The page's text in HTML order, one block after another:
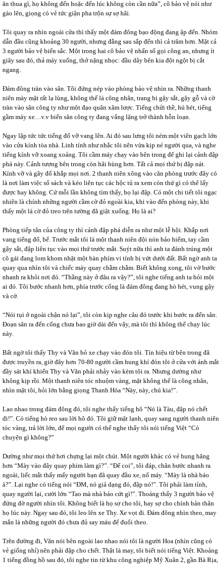
ăn thua gì, họ không đến hoặc đến lúc không còn cần nữa”, cô bảo vệ nói như
gào lên, giọng có vẻ tức giận pha trộn sự sợ hãi.
Tôi quay ra nhìn ngoài cửa thì thấy một đám đông bạo động đang ập đến. Nhóm
dẫn đầu cũng khoảng 30 người, nhưng đằng sau sắp đến thì cả trăm hơn. Mặt cả
3 người bảo vệ biến sắc. Một trong hai cô bảo vệ nhấn số gọi công an, nhưng ít
giây sau đó, thả máy xuống, thở nặng nhọc: đầu dây bên kia đột ngột bị cắt
ngang.
Đám đông tràn vào sân. Tôi đứng nép vào phòng bảo vệ nhìn ra. Những thanh
niên mày mặt rất lạ lùng, không thể là công nhân, trang bị gậy sắt, gậy gỗ và cờ
tràn vào sân công ty như một đạo quân xâm lược. Tiếng chửi thề, hú hét, tiếng
gầm máy xe…v.v biến sân công ty đang vắng lặng trở thành hỗn loạn.
Ngay lập tức tức tiếng đổ vỡ vang lên. Ai đó sau lưng tôi ném một viên gạch lớn
vào cửa kính tòa nhà. Linh tính như nhắc tôi nên vừa kịp né người qua, và nghe
tiếng kính vỡ xoang xoảng. Tôi cầm máy chạy vào bên trong để ghi lại cảnh đập
phá này. Cảnh tượng bên trong còn hãi hùng hơn. Tất cả mọi thứ bị đập nát.
Kính vỡ và gãy đổ khắp mọi nơi. 2 thanh niên xông vào căn phòng trước đây có
là nơi làm việc sổ sách và kéo liên tục các hộc tủ ra xem còn thứ gì có thể lấy
được hay không. Cứ mỗi lần không tìm thấy, họ lại đập. Có một chi tiết tôi ngạc
nhiên là chính những người cầm cờ đỏ ngoài kia, khi vào đến phòng này, khi
thấy một lá cờ đỏ treo trên tường đã giật xuống. Họ là ai?
Phòng tiếp tân của công ty thì cảnh đập phá diễn ra như một lễ hội. Khắp nơi
vang tiếng đổ, bể. Trước mắt tôi là một thanh niên đội nón bảo hiểm, tay cầm
gậy sắt, đập liên tục vào mọi thứ trước mắt. Suýt nữa thì anh ta đánh trúng một
cô gái đang lom khom nhặt một bàn phím vi tính bị vứt dưới đất. Bất ngờ anh ta
quay qua nhìn tôi và chiếc máy quay chằm chằm. Biết không xong, tôi vờ bước
nhanh ra khỏi nơi đó. “Thằng này ở đâu ra vậy?”, tôi nghe tiếng anh ta hỏi một
ai đó. Tôi bước nhanh hơn, phía trước cổng là đám đông đang hò hét, vung gậy
và cờ.
“Nói tụi ở ngoài chận nó lại”, tôi còn kịp nghe câu đó trước khi bước ra đến sân.
Đoạn sân ra đến cổng chưa bao giờ dài đến vậy, mà tôi thì không thể chạy lúc
này.
Bất ngờ tôi thấy Thy và Văn bỏ xe chạy vào đón tôi. Tín hiệu từ bên trong đã
được truyền ra, giờ đây hơn 70-80 người cầm hung khí đón tôi ở cửa với ánh mắt
đầy sát khí khiến Thy và Văn phải nhảy vào kèm tôi ra. Nhưng dường như
không kịp rồi. Một thanh niên tóc nhuộm vàng, mặt không thể là công nhân,
nhìn mặt tôi, hỏi lớn bằng giọng Thanh Hóa “Này, này, chú kia!”.
Lao nhao trong đám đông đó, tôi nghe thấy tiếng hô “Nó là Tàu, đập nó chết
đi!”. Có tiếng hò reo sau lời hô đó. Tôi giữ mặt lạnh, quay sang người thanh niên
tóc vàng, trả lời lớn, để mọi người có thể nghe thấy tôi nói tiếng Việt “Có
chuyện gì không?”
Dường như mọi thứ hơi chựng lại một chút. Một người khác có vẻ hung hăng
hơn “Mày vào đây quay phim làm gì?”. “Để coi”, tôi đáp, chân bước nhanh ra
ngoài, liếc mắt thấy mấy người bạn đã quay đầu xe, nổ máy. “Mày là nhà báo
à?”. Lại nghe có tiếng nói “ĐM, nó giả dạng đó, đập nó!”. Tôi phải làm tỉnh,
quay người lại, cười lớn “Tao mà nhà báo cứt gì!”. Thoáng thấy 3 người bảo vệ
đứng đờ người nhìn tôi. Không biết là họ sợ cho tôi, hay sợ cho chính bản thân
họ lúc này. Ngay sau đó, tôi leo lên xe Thy. Xe vọt đi. Đám đông nhìn theo, may
mắn là những người đó chưa đủ say máu để đuổi theo.
Trên đường đi, Văn nói bên ngoài lao nhao nói tôi là người Hoa (nhìn cũng có
vẻ giống nhỉ) nên phải đập cho chết. Thật là may, tôi biết nói tiếng Việt. Khoảng
1 tiếng đồng hồ sau đó, tôi nghe tin từ khu công nghiệp Mỹ Xuân 2, gần Bà Rịa,